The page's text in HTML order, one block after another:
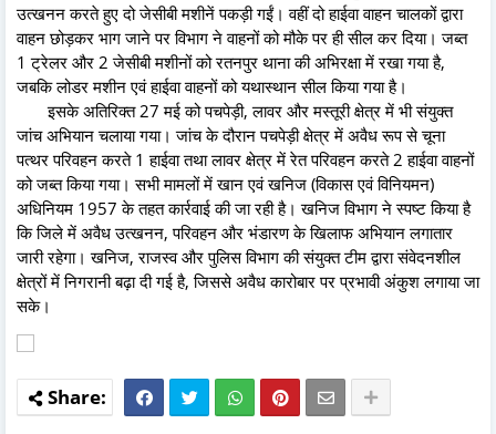
उत्खनन करते हुए दो जेसीबी मशीनें पकड़ी गईं। वहीं दो हाईवा वाहन चालकों द्वारा
वाहन छोड़कर भाग जाने पर विभाग ने वाहनों को मौके पर ही सील कर दिया। जब्त
1 ट्रेलर और 2 जेसीबी मशीनों को रतनपुर थाना की अभिरक्षा में रखा गया है,
जबकि लोडर मशीन एवं हाईवा वाहनों को यथास्थान सील किया गया है।
इसके अतिरिक्त 27 मई को पचपेड़ी, लावर और मस्तूरी क्षेत्र में भी संयुक्त
जांच अभियान चलाया गया। जांच के दौरान पचपेड़ी क्षेत्र में अवैध रूप से चूना
पत्थर परिवहन करते 1 हाईवा तथा लावर क्षेत्र में रेत परिवहन करते 2 हाईवा वाहनों
को जब्त किया गया। सभी मामलों में खान एवं खनिज (विकास एवं विनियमन)
अधिनियम 1957 के तहत कार्रवाई की जा रही है। खनिज विभाग ने स्पष्ट किया है
कि जिले में अवैध उत्खनन, परिवहन और भंडारण के खिलाफ अभियान लगातार
जारी रहेगा। खनिज, राजस्व और पुलिस विभाग की संयुक्त टीम द्वारा संवेदनशील
क्षेत्रों में निगरानी बढ़ा दी गई है, जिससे अवैध कारोबार पर प्रभावी अंकुश लगाया जा
सके।